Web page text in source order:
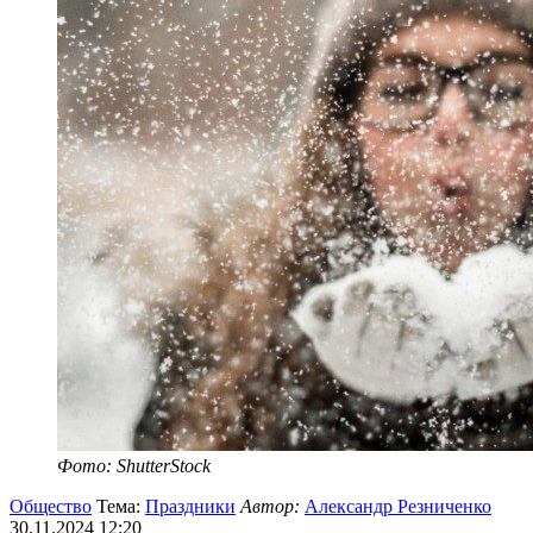
Фото: ShutterStock
Общество Тема: Праздники Автор: Александр Резниченко
30.11.2024 12:20